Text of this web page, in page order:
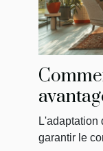
L'adaptation
garantir le